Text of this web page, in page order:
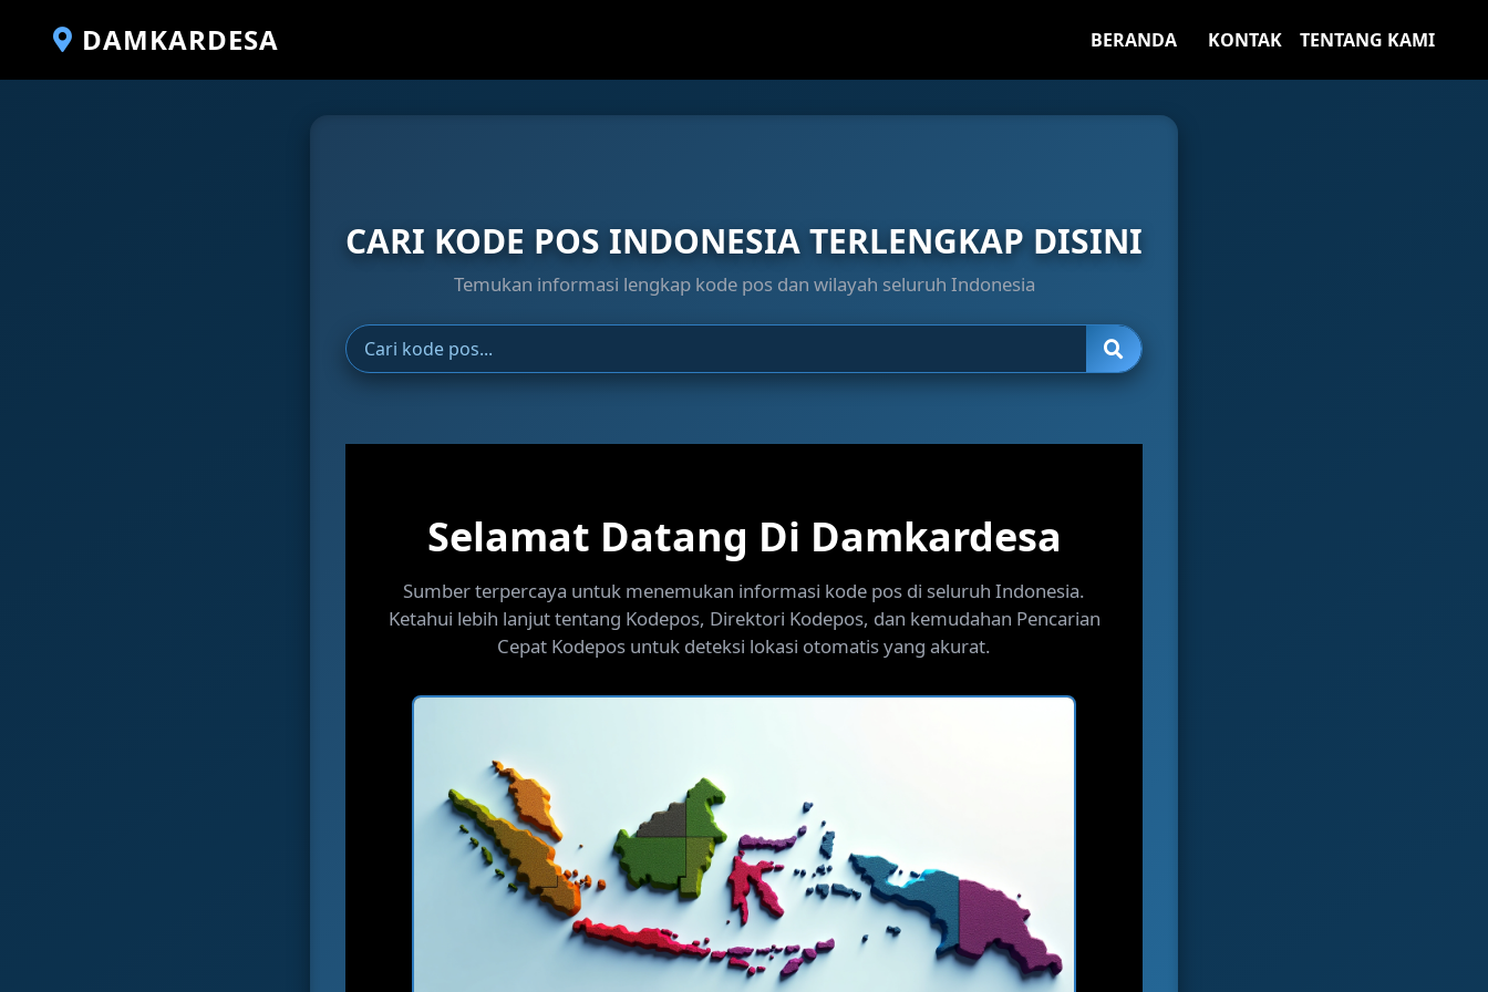
DAMKARDESA BERANDA KONTAK TENTANG KAMI
CARI KODE POS INDONESIA TERLENGKAP DISINI
Temukan informasi lengkap kode pos dan wilayah seluruh Indonesia
Selamat Datang Di Damkardesa
Sumber terpercaya untuk menemukan informasi kode pos di seluruh Indonesia.
Ketahui lebih lanjut tentang Kodepos, Direktori Kodepos, dan kemudahan Pencarian
Cepat Kodepos untuk deteksi lokasi otomatis yang akurat.